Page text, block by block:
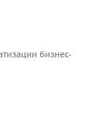
бизнес-